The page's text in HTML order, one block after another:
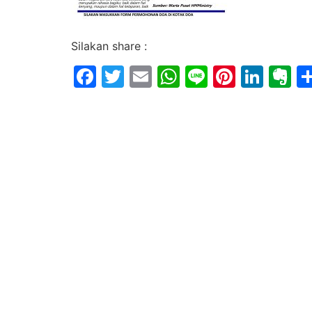
Silakan share :
Facebook
Twitter
EmailWhatsApp
Line